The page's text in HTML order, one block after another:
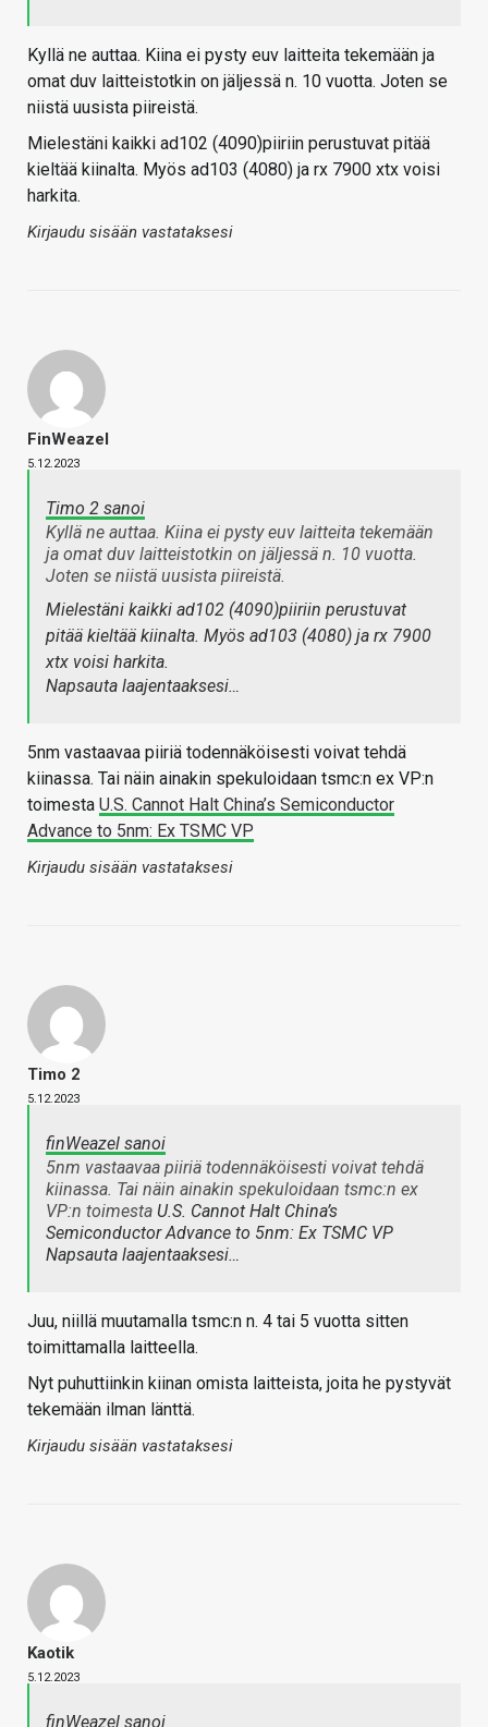
Kyllä ne auttaa. Kiina ei pysty euv laitteita tekemään ja
omat duv laitteistotkin on jäljessä n. 10 vuotta. Joten se
niistä uusista piireistä.
Mielestäni kaikki ad102 (4090)piiriin perustuvat pitää
kieltää kiinalta. Myös ad103 (4080) ja rx 7900 xtx voisi
harkita.
Kirjaudu sisään vastataksesi
FinWeazel
5.12.2023
Timo 2 sanoi
Kyllä ne auttaa. Kiina ei pysty euv laitteita tekemään
ja omat duv laitteistotkin on jäljessä n. 10 vuotta.
Joten se niistä uusista piireistä.
Mielestäni kaikki ad102 (4090)piiriin perustuvat
pitää kieltää kiinalta. Myös ad103 (4080) ja rx 7900
xtx voisi harkita.
Napsauta laajentaaksesi…
5nm vastaavaa piiriä todennäköisesti voivat tehdä
kiinassa. Tai näin ainakin spekuloidaan tsmc:n ex VP:n
toimesta U.S. Cannot Halt China’s Semiconductor
Advance to 5nm: Ex TSMC VP
Kirjaudu sisään vastataksesi
Timo 2
5.12.2023
finWeazel sanoi
5nm vastaavaa piiriä todennäköisesti voivat tehdä
kiinassa. Tai näin ainakin spekuloidaan tsmc:n ex
VP:n toimesta U.S. Cannot Halt China’s
Semiconductor Advance to 5nm: Ex TSMC VP
Napsauta laajentaaksesi…
Juu, niillä muutamalla tsmc:n n. 4 tai 5 vuotta sitten
toimittamalla laitteella.
Nyt puhuttiinkin kiinan omista laitteista, joita he pystyvät
tekemään ilman länttä.
Kirjaudu sisään vastataksesi
Kaotik
5.12.2023
finWeazel sanoi